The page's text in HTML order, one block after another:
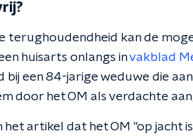
terughoudendheid kan de
huisarts onlangs invakblad
bij een 84-jarige weduwe die
door het OM als verdachte
het artikel dat het OM "op jacht